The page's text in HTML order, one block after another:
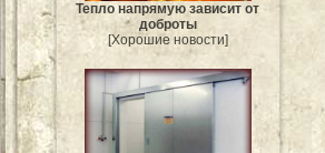
Тепло напрямую зависит от
доброты
[Хорошие новости]